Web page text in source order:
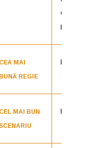
CEA MAI
BUNĂ REGIE
Miracol
CEL MAI BUN
Miracol